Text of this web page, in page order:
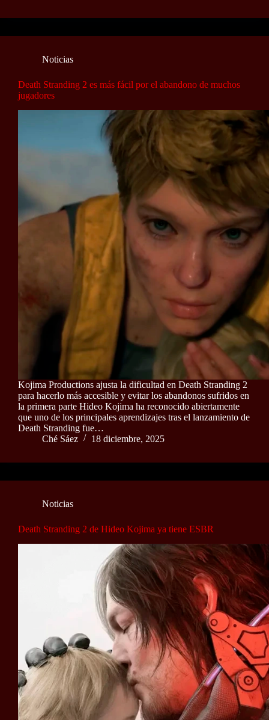
Noticias
Death Stranding 2 es más fácil por el abandono de muchos
jugadores
Kojima Productions ajusta la dificultad en Death Stranding 2
para hacerlo más accesible y evitar los abandonos sufridos en
la primera parte Hideo Kojima ha reconocido abiertamente
que uno de los principales aprendizajes tras el lanzamiento de
Death Stranding fue…
Ché Sáez
18 diciembre, 2025
Noticias
Death Stranding 2 de Hideo Kojima ya tiene ESBR